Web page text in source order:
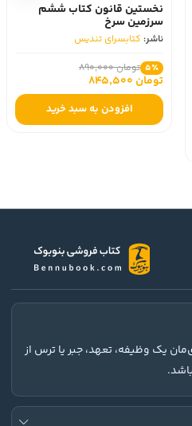
نخستین قانون کتاب ششم
سرزمین سرخ
ناشر: کتابسرای تندیس
5٪ تومان 890,000
تومان 845,500
افزودن به سبد خرید
یک وظیفه، تعهد، جبر یا ترس از